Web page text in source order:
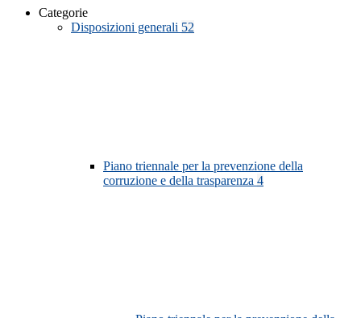
Categorie
Disposizioni generali 52
Piano triennale per la prevenzione della
corruzione e della trasparenza 4